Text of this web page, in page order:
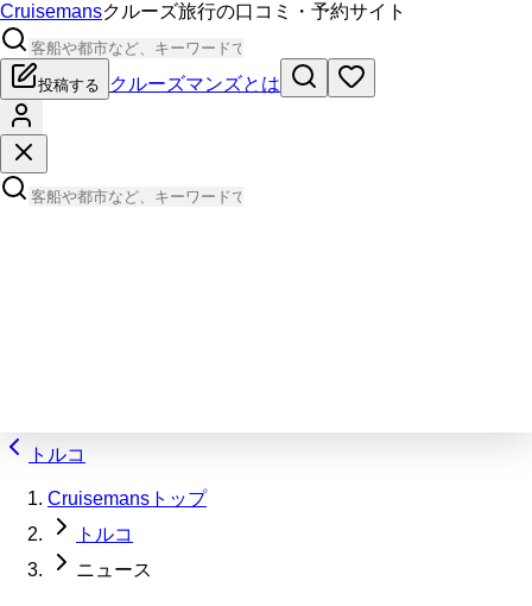
Cruisemansクルーズ旅行の口コミ・予約サイト
投稿する クルーズマンズとは
トルコ
Cruisemansトップ
トルコ
ニュース